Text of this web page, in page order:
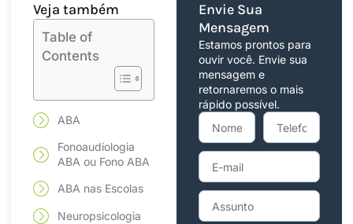
Veja também
Table of
Contents
ABA
Fonoaudiologia
ABA ou Fono ABA
ABA nas Escolas
Neuropsicologia
Envie Sua
Mensagem
Estamos prontos para
ouvir você. Envie sua
mensagem e
retornaremos o mais
rápido possível.